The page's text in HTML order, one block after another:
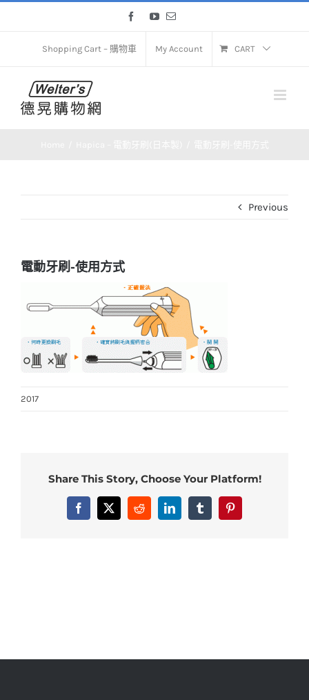
FacebookYouTube
Email
Shopping Cart – 購物車 My Account CART
Previous
電動牙刷-使用方式
2017
Share This Story, Choose Your Platform!
Facebook
X RedditLinkedInTumblrPinterest